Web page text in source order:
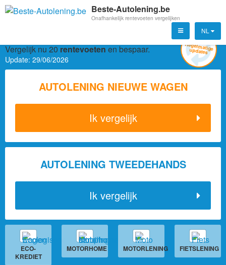
Beste-Autolening.be
Onafhankelijk rentevoeten vergelijken
NL
Vergelijk nu 20 rentevoeten en bespaar.
Update: 29/06/2026
AUTOLENING NIEUWE WAGEN
Ik vergelijk
AUTOLENING TWEEDEHANDS
Ik vergelijk
ECO-
KREDIET
MOTORHOME MOTORLENING FIETSLENING